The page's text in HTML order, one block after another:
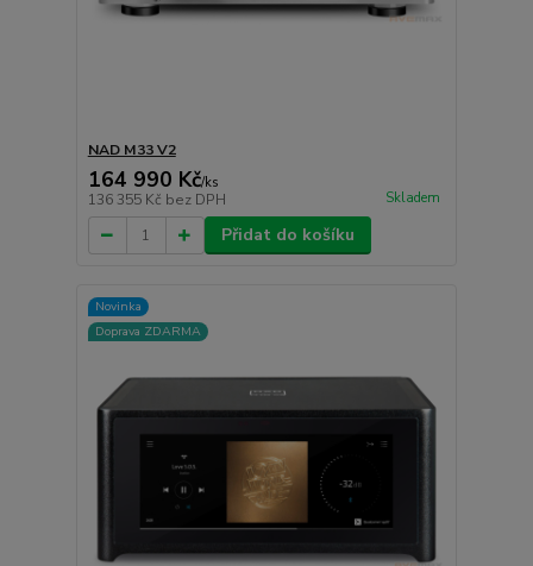
NAD M33 V2
164 990 Kč/ks
136 355 Kč bez DPH Skladem
Přidat do košíku
Novinka
Doprava ZDARMA